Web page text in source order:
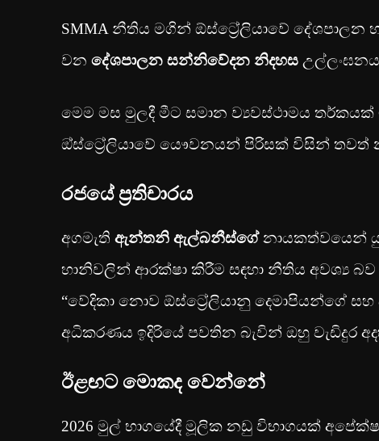
SMMA නීතිය මගින් ඕස්ට්‍රේලියාවේ
වන දේශපාලන සන්නිවේදන නිදහස
මෙම මස මුලදී මීට සමාන ව්‍යවස්ථාමය
ඔ්ස්ට්‍රේලියාවේ යෞවනයන් පිරිසක් විසින්
රජයේ ප්‍රතිචාරය
අගමැති ඇන්තනි ඇල්බනීස්ගේනායකත්වයෙන්
හානිවලින් ආරක්ෂා කිරීම සඳහා නීතිය අවශ්‍ය
“වේදිකා නොව ඕස්ට්‍රේලියානු දෙමාපියන්ගේ
අධිකරණය ඉදිරියේ පවතින බැවින් ඔහු වැඩිදුර
ඊළඟට මොකද වෙන්නේ
2026 මුල් භාගයේදී මූලික නඩු විභාගයක්